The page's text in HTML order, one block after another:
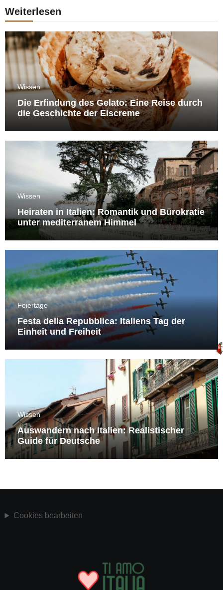
Weiterlesen
Wissen
Die Erfindung des Gelato: Eine Reise durch
die Geschichte der Eiscreme
Wissen
Heiraten in Italien: Romantik und Bürokratie
unter mediterranem Himmel
Feiertage
Festa della Repubblica: Italiens Tag der
Einheit und Freiheit
Wissen
Auswandern nach Italien: Realistischer
Guide für Deutsche
Cookies bearbeiten